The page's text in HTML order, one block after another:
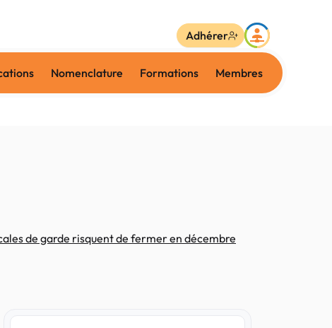
Nomenclature Formations Membres
Adhérer
de garde risquent de fermer en décembre